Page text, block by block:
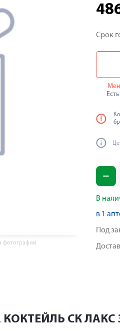
фотографии
Срок
В
в 1
Под
СК ЛАКС